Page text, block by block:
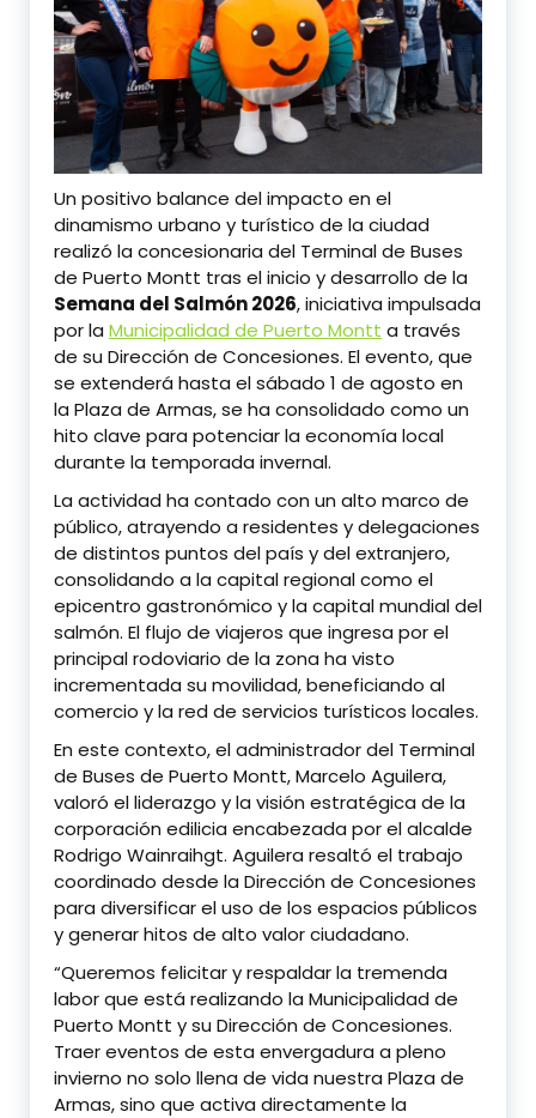
Un positivo balance del impacto en el
dinamismo urbano y turístico de la ciudad
realizó la concesionaria del Terminal de Buses
de Puerto Montt tras el inicio y desarrollo de la
Semana del Salmón 2026, iniciativa impulsada
por la Municipalidad de Puerto Montt a través
de su Dirección de Concesiones. El evento, que
se extenderá hasta el sábado 1 de agosto en
la Plaza de Armas, se ha consolidado como un
hito clave para potenciar la economía local
durante la temporada invernal.
La actividad ha contado con un alto marco de
público, atrayendo a residentes y delegaciones
de distintos puntos del país y del extranjero,
consolidando a la capital regional como el
epicentro gastronómico y la capital mundial del
salmón. El flujo de viajeros que ingresa por el
principal rodoviario de la zona ha visto
incrementada su movilidad, beneficiando al
comercio y la red de servicios turísticos locales.
En este contexto, el administrador del Terminal
de Buses de Puerto Montt, Marcelo Aguilera,
valoró el liderazgo y la visión estratégica de la
corporación edilicia encabezada por el alcalde
Rodrigo Wainraihgt. Aguilera resaltó el trabajo
coordinado desde la Dirección de Concesiones
para diversificar el uso de los espacios públicos
y generar hitos de alto valor ciudadano.
“Queremos felicitar y respaldar la tremenda
labor que está realizando la Municipalidad de
Puerto Montt y su Dirección de Concesiones.
Traer eventos de esta envergadura a pleno
invierno no solo llena de vida nuestra Plaza de
Armas, sino que activa directamente la